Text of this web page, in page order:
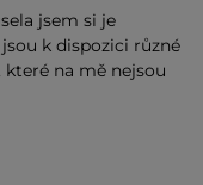
jsem si je
k dispozici různé
na mě nejsou